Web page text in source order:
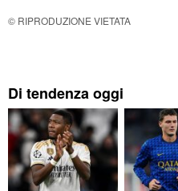
© RIPRODUZIONE VIETATA
Di tendenza oggi